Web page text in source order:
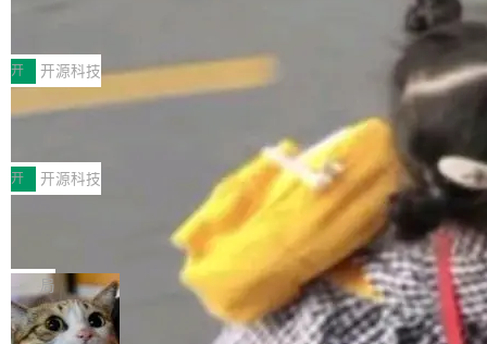
MPComm将作为一种传输引擎接入Mooncake T
ENT，实现零拷贝传输性能提升30%、非零拷贝
传输性能最高提升5倍。UCL-MPComm底层基
于自研UCL-Engine通信引擎，后续腾讯网平将
持续开源更多基于UCL-Engine的高性能通信组
件。 腾讯网平团队在UCL-MPComm中实现了一
个独立于业务线程的全局通信引擎（Engine），
型案例入选名单》，深信服“面向企业研发场景的
开源 AI 编程平台 CoStrict 应用”凭借卓越的技术
创新与落地成效成功入选。 全链路私有化部署，
助力企业AI研发安全落地 当前，越来越多企业已
经开始引入 AI Coding 工具，通过调用公有云模
型或企业内部部署模型提升研发效率。但随着 AI
Coding 从个人辅助工具逐步走向团队级、组织
级应用，企业在规模化落地过程中，对安全性、
可控性和代码质量提出了更高要求。 首先是数据
安全与合规要求。对于大多数普通研发场景，公
有云模型能够满足快速试用和效率提升的需求。
开 开源科技
深信服AI算力网关入选工信部人工智能
前不久，工业和信息化部正式发布《2025年人工
智能应用典型案例名单》，集中展示人工智能在
各领域的应用成果，覆盖技术底座、行业赋能、
产品应用、支撑保障、专题等五大方向。深信服
AI算力网关（AI创新平台）成功入选！ 随着各行
各业的Agent走向规模化建设，算力构成形态逐
渐丰富，用户关注的重点也在发生变化：不只是
让AI用起来，还要进一步看清混合算力时代下，
开 开源科技
Jeff Dean 离开 Google：一个时代的结
束，一个实验室的开始
Google 员工编号 20。MapReduce 作者之一。
Bigtable 作者之一。TensorFlow 的作者之一。
Gemini 的架构师。Google 首席科学家。 Jeff D
ean 在 Google 工作了 27 年后，宣布离职。 他
局
🔥 SolonCode v2026.8.4 发布：界面